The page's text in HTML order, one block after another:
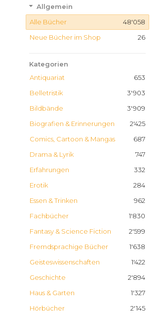
Allgemein
48'058
Alle Bücher
26
Neue Bücher im Shop
Kategorien
653
Antiquariat
3'903
Belletristik
3'909
Bildbände
2'425
Biografien & Erinnerungen
687
Comics, Cartoon & Mangas
747
Drama & Lyrik
332
Erfahrungen
284
Erotik
962
Essen & Trinken
1'830
Fachbücher
2'599
Fantasy & Science Fiction
1'638
Fremdsprachige Bücher
1'422
Geisteswissenschaften
2'894
Geschichte
1'327
Haus & Garten
2'145
Hörbücher